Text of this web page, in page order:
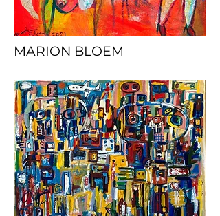
MARION BLOEM